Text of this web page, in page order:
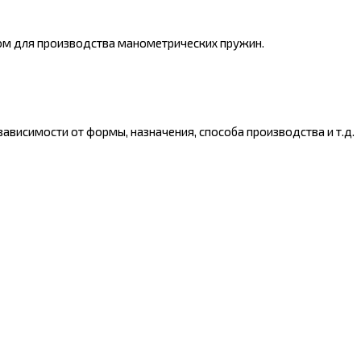
для производства манометрических пружин.
от формы, назначения, способа производства и т.д.